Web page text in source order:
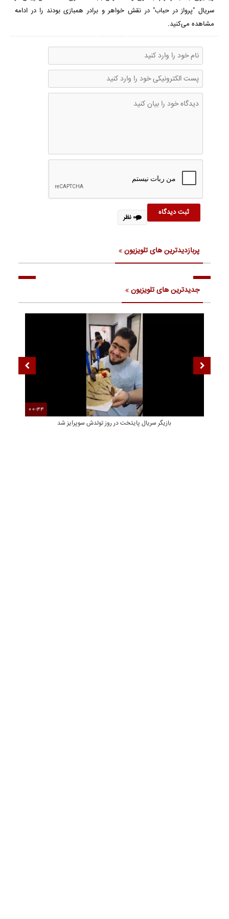
19
seconds
سریال "پرواز در حباب" در نقش خواهر و برادر همبازی بودند را در ادامه
مشاهده می‌کنید.
۰ نظر
پربازدیدترین های تلویزیون
جدیدترین های تلویزیون
00:44
بازیگر سریال پایتخت در روز تولدش سوپرایز شد